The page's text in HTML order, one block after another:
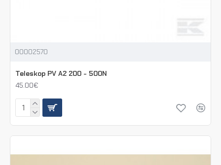
00002570
Teleskop PV A2 200 - 500N
45.00€